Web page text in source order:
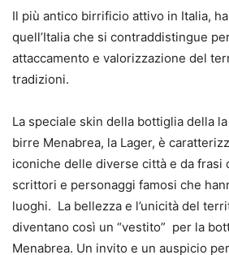
Il più antico birrificio attivo in Italia,
quell’Italia che si contraddistingue
attaccamento e valorizzazione del
tradizioni.
La speciale skin della bottiglia della
birre Menabrea, la Lager, è
iconiche delle diverse città e da frasi
scrittori e personaggi famosi che
luoghi. La bellezza e l’unicità del
diventano così un “vestito” per la
Menabrea. Un invito e un auspicio